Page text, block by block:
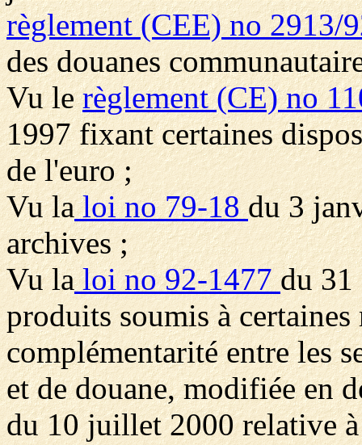
règlement (CEE) no 2913/
des douanes
Vu lerèglement (CE) no
1997 fixant certaines
de l'euro ;
Vu laloi no 79-18du 3
archives ;
Vu laloi no 92-1477du 31
produits soumis à
complémentarité entre les
et de douane, modifiée en
du 10 juillet 2000 relative